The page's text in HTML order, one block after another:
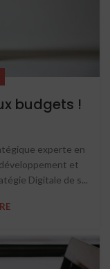
budgets !
experte en
et
Digitale de s...